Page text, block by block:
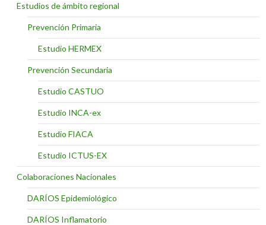
Estudios de ámbito regional
Prevención Primaria
Estudio HERMEX
Prevención Secundaria
Estudio CASTUO
Estudio INCA-ex
Estudio FIACA
Estudio ICTUS-EX
Colaboraciones Nacionales
DARÍOS Epidemiológico
DARÍOS Inflamatorio